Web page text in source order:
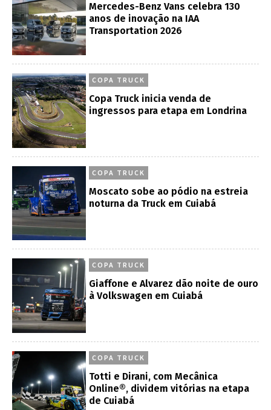
Mercedes-Benz Vans celebra 130
anos de inovação na IAA
Transportation 2026
COPA TRUCK
Copa Truck inicia venda de
ingressos para etapa em Londrina
COPA TRUCK
Moscato sobe ao pódio na estreia
noturna da Truck em Cuiabá
COPA TRUCK
Giaffone e Alvarez dão noite de ouro
à Volkswagen em Cuiabá
COPA TRUCK
Totti e Dirani, com Mecânica
Online®, dividem vitórias na etapa
de Cuiabá